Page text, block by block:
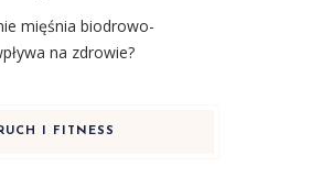
mięśnia biodrowo-
na zdrowie?
RUCH I FITNESS